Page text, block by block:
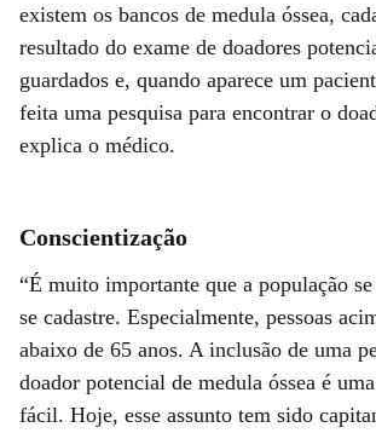
existem os bancos de medula óssea,
resultado do exame de doadores
guardados e, quando aparece um
feita uma pesquisa para encontrar o
explica o médico.
Conscientização
“É muito importante que a população
se cadastre. Especialmente, pessoas
abaixo de 65 anos. A inclusão de uma
doador potencial de medula óssea é
fácil. Hoje, esse assunto tem sido